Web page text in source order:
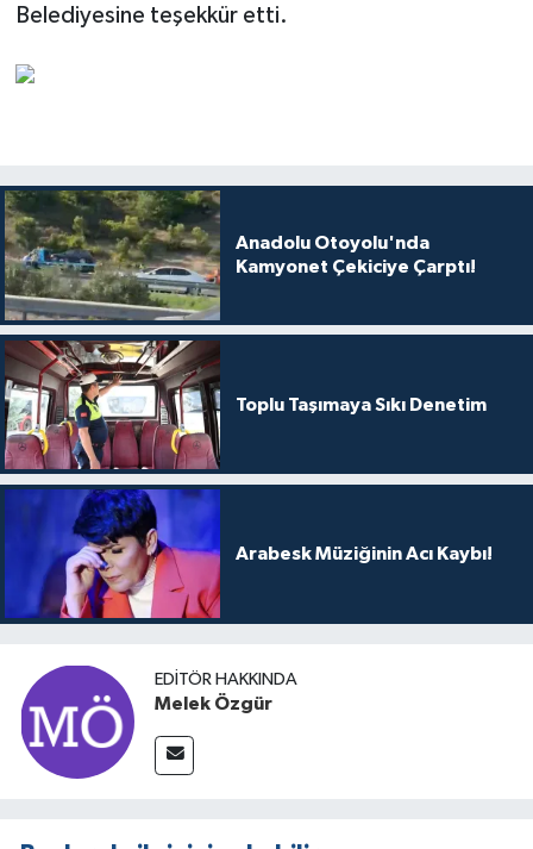
Belediyesine teşekkür etti.
Anadolu Otoyolu'nda
Kamyonet Çekiciye Çarptı!
Toplu Taşımaya Sıkı Denetim
Arabesk Müziğinin Acı Kaybı!
EDITÖR HAKKINDA
Melek Özgür